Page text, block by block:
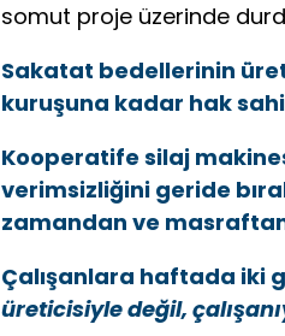
somut proje üzerinde
Sakatat bedellerinin
kuruşuna kadar hak
Kooperatife silaj
verimsizliğini geride
zamandan ve
Çalışanlara haftada iki
üreticisiyle değil,